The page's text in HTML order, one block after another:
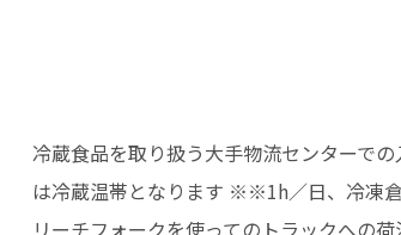
冷蔵食品を取り扱う大手物流センターで
は冷蔵温帯となります ※※1h／日、冷凍
リーチフォークを使ってのトラックへの